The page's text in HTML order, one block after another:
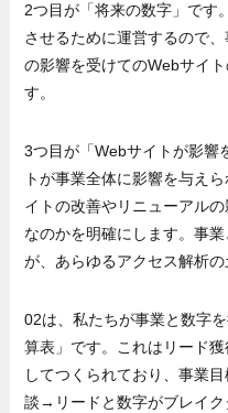
2つ目が「将来の数字」です
させるために運営するので
の影響を受けてのWebサイ
す。
3つ目が「Webサイトが影響
トが事業全体に影響を与え
イトの改善やリニューアル
なのかを明確にします。事
が、あらゆるアクセス解析の
02は、私たちが事業と数字
算表」です。これはリード
してつくられており、事業
談→リードと数字がブレイク